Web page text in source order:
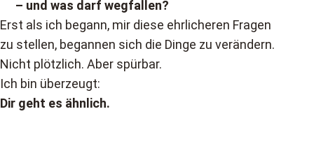
– und was darf wegfallen?
Erst als ich begann, mir diese ehrlicheren Fragen
zu stellen, begannen sich die Dinge zu verändern.
Nicht plötzlich. Aber spürbar.
Ich bin überzeugt:
Dir geht es ähnlich.